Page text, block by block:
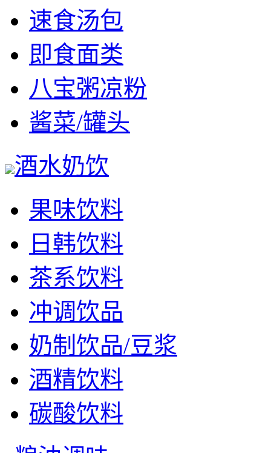
速食汤包
即食面类
八宝粥凉粉
酱菜/罐头
酒水奶饮
果味饮料
日韩饮料
茶系饮料
冲调饮品
奶制饮品/豆浆
酒精饮料
碳酸饮料